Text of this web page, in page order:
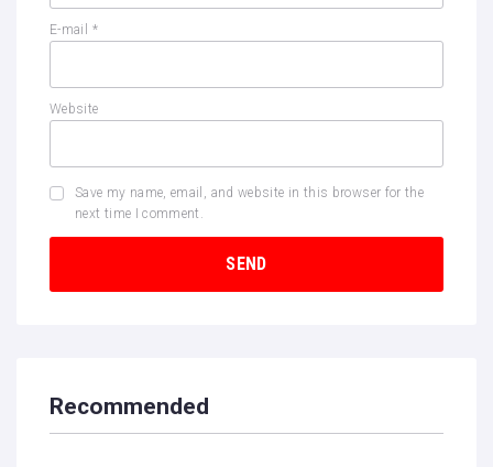
E-mail *
Website
Save my name, email, and website in this browser for the
next time I comment.
Recommended